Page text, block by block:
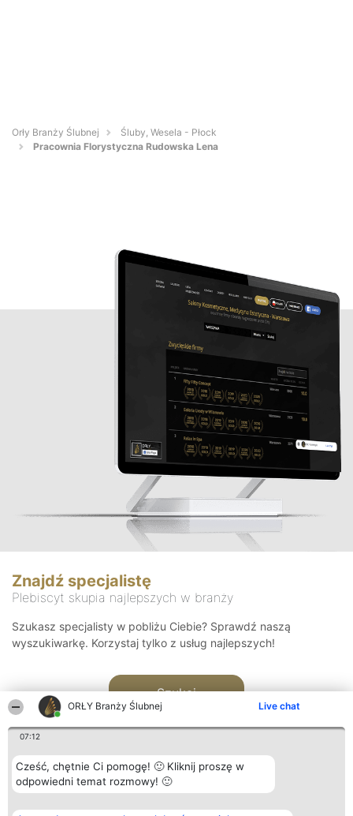
ORŁY Branży Ślubnej Live chat
07:12
Cześć, chętnie Ci pomogę! 🙂 Kliknij proszę w
odpowiedni temat rozmowy! 🙂
Orły Branży Ślubnej
Śluby, Wesela - Płock
Pracownia Florystyczna Rudowska Lena
Znajdź specjalistę
Plebiscyt skupia najlepszych w branży
Szukasz specjalisty w pobliżu Ciebie? Sprawdź naszą
wyszukiwarkę. Korzystaj tylko z usług najlepszych!
Szukaj
Organizator plebiscytu Plebiscyt Kontakt